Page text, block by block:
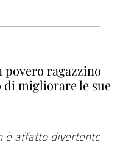
povero ragazzino
di migliorare le sue
è affatto divertente